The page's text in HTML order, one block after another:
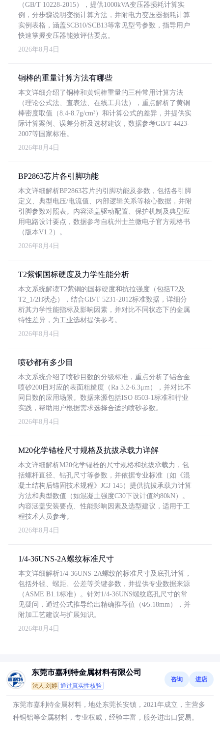
（GB/T 10228-2015），提供1000kVA变压器损耗计算实
例，分步骤说明变损计算方法，并附电力变压器损耗计算
实例表格，涵盖SCB10/SCB13等常见型号参数，指导用户
快速掌握变压器能效评估要点。
2026年8月4日
铜棒的重量计算方法有哪些
本文详细介绍了铜棒和黄铜棒重量的三种常用计算方法
（理论公式法、查表法、在线工具法），重点解析了黄铜
棒密度取值（8.4-8.7g/cm³）和计算公式的差异，并提供实
际计算案例、误差分析及选材建议，数据参考GB/T 4423-
2007等国家标准。
2026年8月4日
BP2863芯片各引脚功能
本文详细解析BP2863芯片的引脚功能及参数，包括各引脚
定义、典型电压/电流值、内部逻辑关系等核心数据，并附
引脚参数对照表。内容涵盖驱动配置、保护机制及典型应
用电路设计要点，数据参考自杭州士兰微电子官方规格书
（版本V1.2）。
2026年8月4日
T2紫铜国标硬度及力学性能分析
本文系统解读T2紫铜的国标硬度和抗拉强度（包括T2及
T2_1/2H状态），结合GB/T 5231-2012标准数据，详细分
析其力学性能指标及影响因素，并对比不同状态下的金属
特性差异，为工业选材提供参考。
2026年8月4日
喷砂都有多少目
本文系统介绍了喷砂目数的分级标准，重点分析了铝合金
喷砂200目对应的表面粗糙度（Ra 3.2-6.3μm），并对比不
同目数的应用场景。数据来源包括ISO 8503-1标准和行业
实践，帮助用户根据需求选择合适的喷砂参数。
2026年8月4日
M20化学锚栓尺寸规格及抗拔承载力详解
本文详细解析M20化学锚栓的尺寸规格和抗拔承载力，包
括螺杆直径、钻孔尺寸等参数，并依据专业标准（如《混
凝土结构后锚固技术规程》JGJ 145）提供抗拔承载力计算
方法和典型数值（如混凝土强度C30下设计值约80kN）。
内容涵盖安装要点、性能影响因素及选型建议，适用于工
程技术人员参考。
2026年8月4日
1/4-36UNS-2A螺纹标准尺寸
本文详细解析1/4-36UNS-2A螺纹的标准尺寸及底孔计算，
包括外径、螺距、公差等关键参数，并提供专业数据来源
（ASME B1.1标准）。针对1/4-36UNS螺纹底孔尺寸的常
见疑问，通过公式推导给出精确推荐值（Φ5.18mm），并
附加工艺建议与扩展知识。
2026年8月4日
东莞市嘉利特金属材料有限公司
法人:刘婷 通过真实性核验
咨询 进店
东莞市嘉利特金属材料，地处东莞长安镇，2021年成立，主营多
种铜铝等金属材料，专业权威，经验丰富，服务进出口贸易。